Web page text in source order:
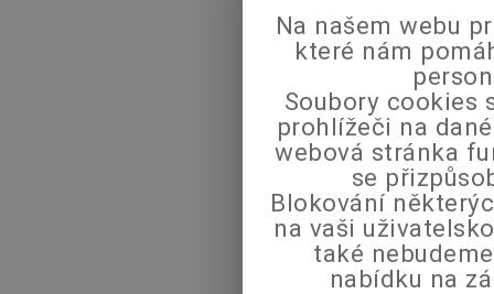
Na našem webu
které nám
Soubory cookies
prohlížeči na
webová stránka
se
Blokování
na vaši
také
nabídku na